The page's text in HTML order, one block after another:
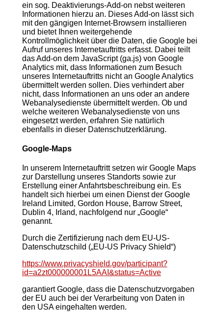
ein sog. Deaktivierungs-Add-on nebst weiteren
Informationen hierzu an. Dieses Add-on lässt sich
mit den gängigen Internet-Browsern installieren
und bietet Ihnen weitergehende
Kontrollmöglichkeit über die Daten, die Google bei
Aufruf unseres Internetauftritts erfasst. Dabei teilt
das Add-on dem JavaScript (ga.js) von Google
Analytics mit, dass Informationen zum Besuch
unseres Internetauftritts nicht an Google Analytics
übermittelt werden sollen. Dies verhindert aber
nicht, dass Informationen an uns oder an andere
Webanalysedienste übermittelt werden. Ob und
welche weiteren Webanalysedienste von uns
eingesetzt werden, erfahren Sie natürlich
ebenfalls in dieser Datenschutzerklärung.
Google-Maps
In unserem Internetauftritt setzen wir Google Maps
zur Darstellung unseres Standorts sowie zur
Erstellung einer Anfahrtsbeschreibung ein. Es
handelt sich hierbei um einen Dienst der Google
Ireland Limited, Gordon House, Barrow Street,
Dublin 4, Irland, nachfolgend nur „Google“
genannt.
Durch die Zertifizierung nach dem EU-US-
Datenschutzschild („EU-US Privacy Shield“)
https://www.privacyshield.gov/participant?
id=a2zt000000001L5AAI&status=Active
garantiert Google, dass die Datenschutzvorgaben
der EU auch bei der Verarbeitung von Daten in
den USA eingehalten werden.